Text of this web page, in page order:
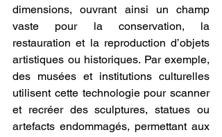
dimensions, ouvrant ainsi un champ
vaste pour la conservation, la
restauration et la reproduction d’objets
artistiques ou historiques. Par exemple,
des musées et institutions culturelles
utilisent cette technologie pour scanner
et recréer des sculptures, statues ou
artefacts endommagés, permettant aux